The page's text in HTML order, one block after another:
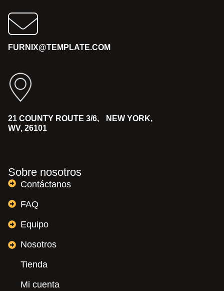
FURNIX@TEMPLATE.COM
21 COUNTY ROUTE 3/6, NEW YORK,
WV, 26101
Sobre nosotros
Contáctanos
FAQ
Equipo
Nosotros
Tienda
Mi cuenta